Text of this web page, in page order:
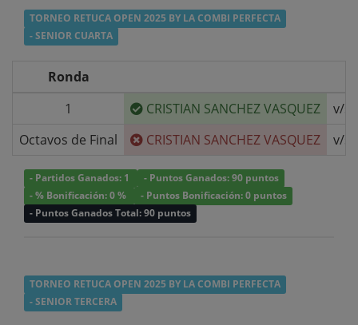
TORNEO RETUCA OPEN 2025 BY LA COMBI PERFECTA
- SENIOR CUARTA
Ronda
1
CRISTIAN SANCHEZ VASQUEZ
v/s
Octavos de Final
CRISTIAN SANCHEZ VASQUEZ v/s
- Partidos Ganados: 1
- Puntos Ganados: 90 puntos
- % Bonificación: 0 %
- Puntos Bonificación: 0 puntos
- Puntos Ganados Total: 90 puntos
TORNEO RETUCA OPEN 2025 BY LA COMBI PERFECTA
- SENIOR TERCERA